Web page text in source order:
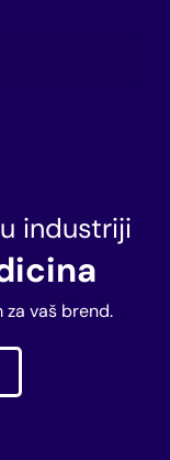
industriji
vaš brend.